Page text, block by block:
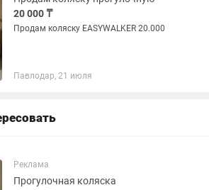
20 000 ₸
Продам коляску EASYWALKER 20.000
Павлодар, 21 июля
Реклама
Прогулочная коляска